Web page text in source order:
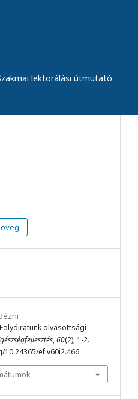
lektorálási útmutató
Folyóiratunk olvasottsági
,60(2), 1-2.
ef.v60i2.466